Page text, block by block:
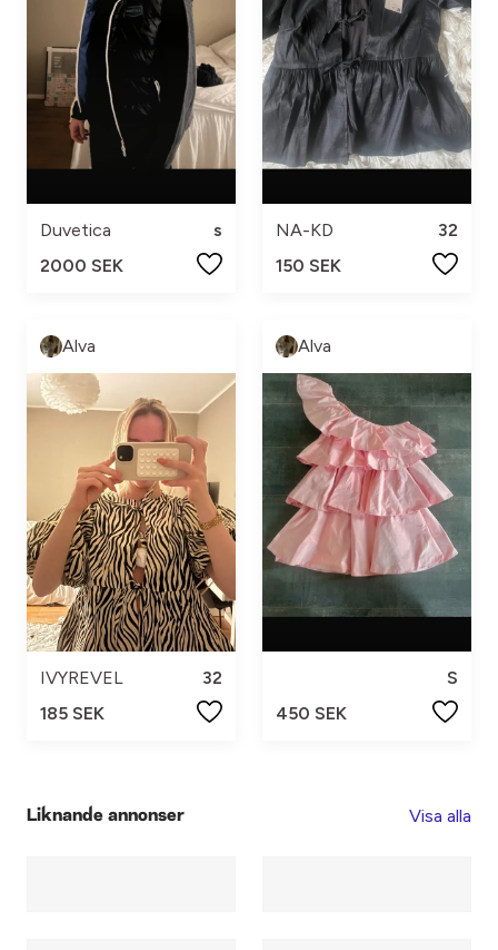
Duvetica
s
2000 SEK
NA-KD
32
150 SEK
Alva
IVYREVEL
32
185 SEK
Alva
S
450 SEK
Liknande annonser Visa alla